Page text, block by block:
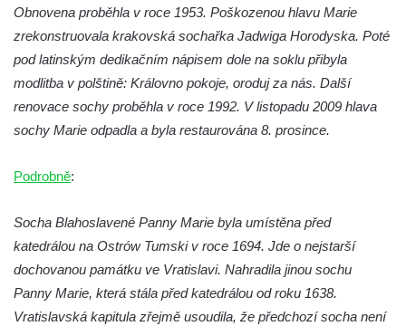
Sousoší Kalvárie před klášterem
dominikánů u Piaristického náměstí v
Českých Budějovicích
Socha svatého Václava u pramene v
Semilech
Pamětní deska Tomáše Garrigue Masaryka
Pamětní deska na biskupské rezidenci v
Pamětní deska Josefa Hloucha na
biskupské rezidenci v Českých
Budějovicích
Socha žáby u rybníčku na Náměstí v
Obnovena proběhla v roce 1953. Poškozenou hlavu Marie
zrekonstruovala krakovská sochařka Jadwiga Horodyska. Poté
pod latinským dedikačním nápisem dole na soklu přibyla
modlitba v polštině: Královno pokoje, oroduj za nás. Další
renovace sochy proběhla v roce 1992. V listopadu 2009 hlava
sochy Marie odpadla a byla restaurována 8. prosince.
Podrobně:
Socha Blahoslavené Panny Marie byla umístěna před
katedrálou na Ostrów Tumski v roce 1694. Jde o nejstarší
dochovanou památku ve Vratislavi. Nahradila jinou sochu
Panny Marie, která stála před katedrálou od roku 1638.
Vratislavská kapitula zřejmě usoudila, že předchozí socha není